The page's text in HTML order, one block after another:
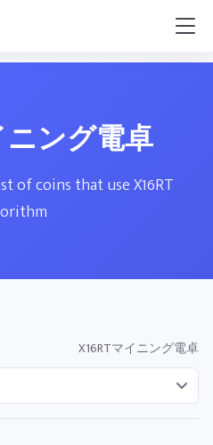
ニング電卓
of coins that use X16RT
X16RTマイニング電卓